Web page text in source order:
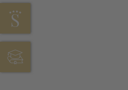
HOTEL STÖRMANN
JOBS & AUSBILDUNG